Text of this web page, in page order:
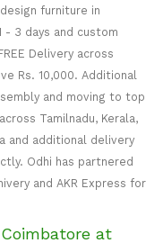
furniture in
- 3 days and custom
Delivery across
Rs. 10,000. Additional
and moving to top
Tamilnadu, Kerala,
and additional delivery
Odhi has partnered
and AKR Express for
at